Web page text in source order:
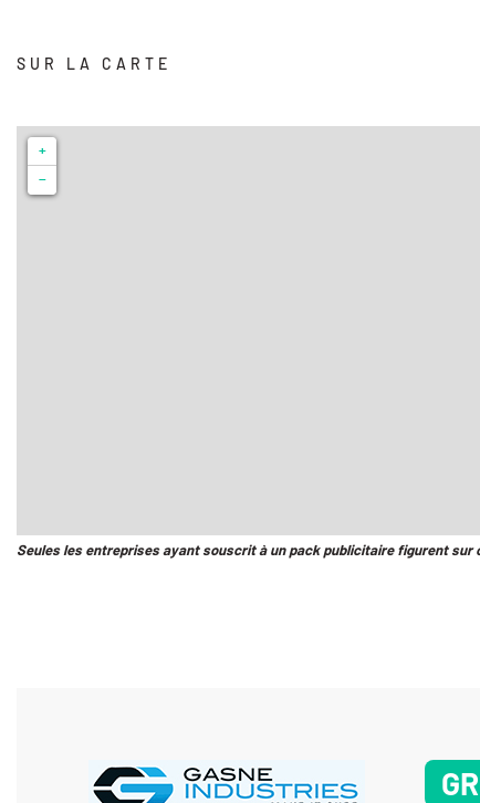
SUR LA CARTE
+
−
Seules les entreprises ayant souscrit à un pack publicitaire figurent